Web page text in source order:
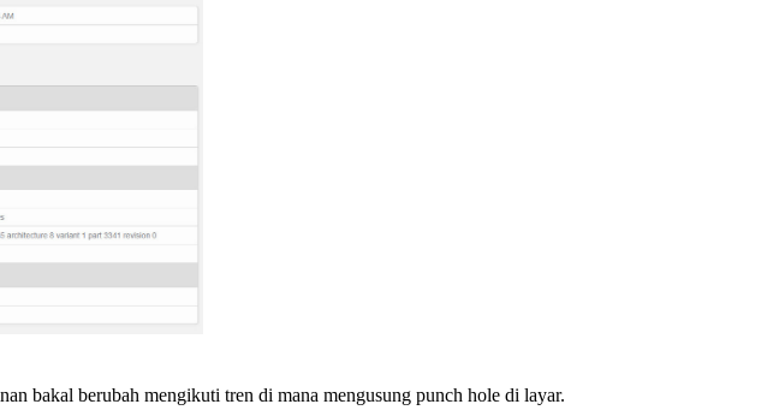
bakal berubah mengikuti tren di mana mengusung punch hole di layar.